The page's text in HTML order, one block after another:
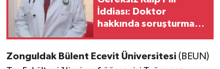
İddiası: Doktor
hakkında soruşturma
Zonguldak Bülent Ecevit Üniversitesi(BEUN)